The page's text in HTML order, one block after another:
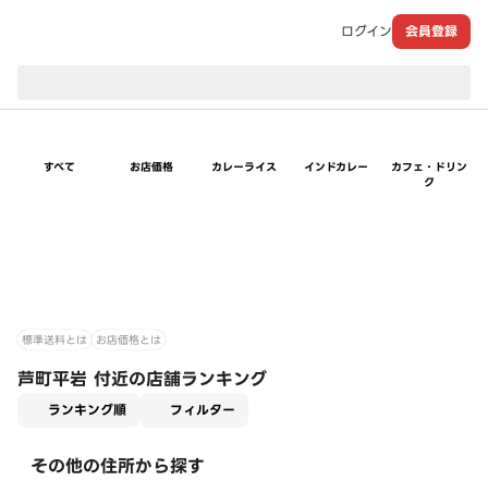
ログイン 会員登録
すべて お店価格 カレーライス インドカレー
カフェ・ドリン
ク
標準送料とは お店価格とは
芦町平岩 付近の店舗ランキング
ランキング順 フィルター
その他の住所から探す